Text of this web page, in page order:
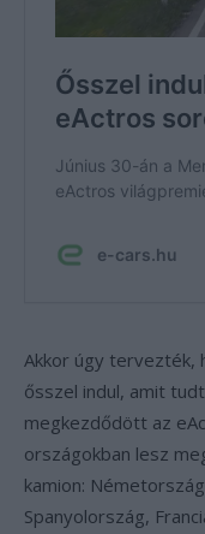
Akkor úgy tervezték,
ősszel indul, amit
megkezdődött az
országokban lesz
kamion:
Spanyolország,